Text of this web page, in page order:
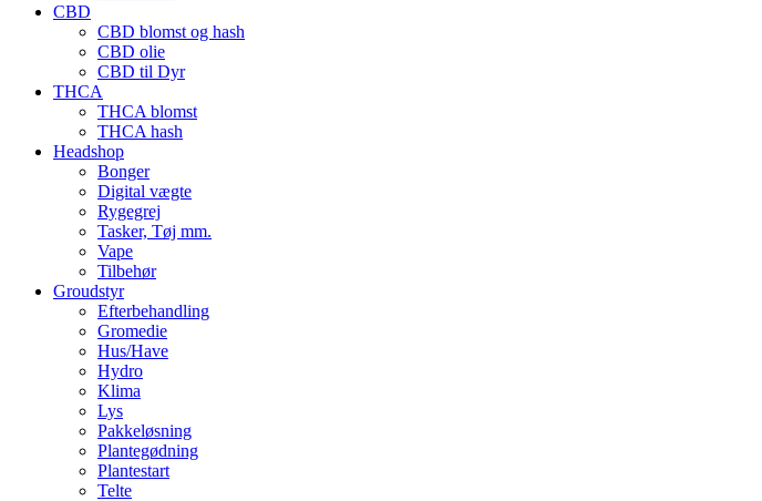
CBD
CBD blomst og hash
CBD olie
CBD til Dyr
THCA
THCA blomst
THCA hash
Headshop
Bonger
Digital vægte
Rygegrej
Tasker, Tøj mm.
Vape
Tilbehør
Groudstyr
Efterbehandling
Gromedie
Hus/Have
Hydro
Klima
Lys
Pakkeløsning
Plantegødning
Plantestart
Telte